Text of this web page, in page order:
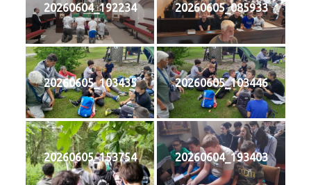
20260604_192234 20260605_085933
20260605_103435 20260605_103446
20260605_153754 20260604_193403